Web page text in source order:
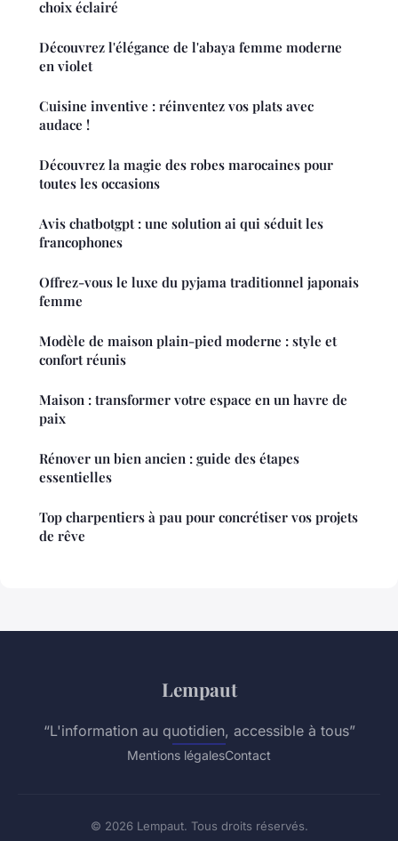
choix éclairé
Découvrez l'élégance de l'abaya femme moderne
en violet
Cuisine inventive : réinventez vos plats avec
audace !
Découvrez la magie des robes marocaines pour
toutes les occasions
Avis chatbotgpt : une solution ai qui séduit les
francophones
Offrez-vous le luxe du pyjama traditionnel japonais
femme
Modèle de maison plain-pied moderne : style et
confort réunis
Maison : transformer votre espace en un havre de
paix
Rénover un bien ancien : guide des étapes
essentielles
Top charpentiers à pau pour concrétiser vos projets
de rêve
Lempaut
“L'information au quotidien, accessible à tous”
Mentions légalesContact
© 2026 Lempaut. Tous droits réservés.